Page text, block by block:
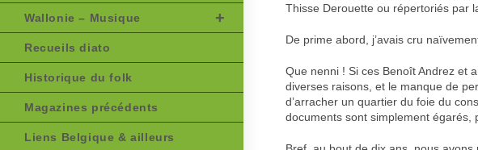
Wallonie – Musique
Recueils diato
Historique du folk
Magazines précédents
Liens Belgique & ailleurs
Thisse Derouette ou répertoriés par
De prime abord, j’avais cru
Que nenni ! Si ces Benoît Andrez et
diverses raisons, et le manque de
d’arracher un quartier du foie du
documents sont simplement égarés,